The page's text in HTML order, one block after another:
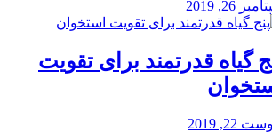
26, 2019
گیاه قدرتمند برای تقویت
22, 2019